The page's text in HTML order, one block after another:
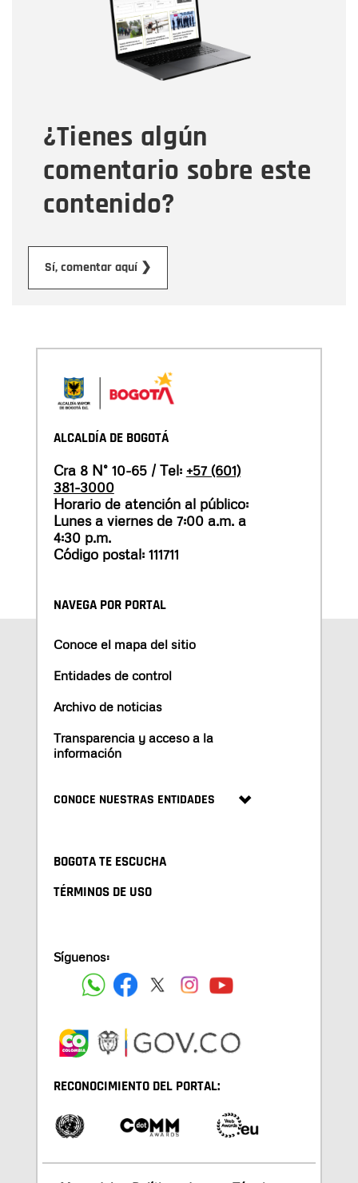
¿Tienes algún
comentario sobre este
contenido?
Sí, comentar aquí ❯
Correo electrónico
Tipo de comentario
Mensaje
ALCALDÍA DE BOGOTÁ
Cra 8 N° 10-65 / Tel: +57 (601)
381-3000
Horario de atención al público:
Lunes a viernes de 7:00 a.m. a
4:30 p.m.
Código postal: 111711
NAVEGA POR PORTAL
Conoce el mapa del sitio
Entidades de control
Archivo de noticias
Transparencia y acceso a la
información
CONOCE NUESTRAS ENTIDADES
BOGOTA TE ESCUCHA
TÉRMINOS DE USO
Síguenos:
RECONOCIMIENTO DEL PORTAL: